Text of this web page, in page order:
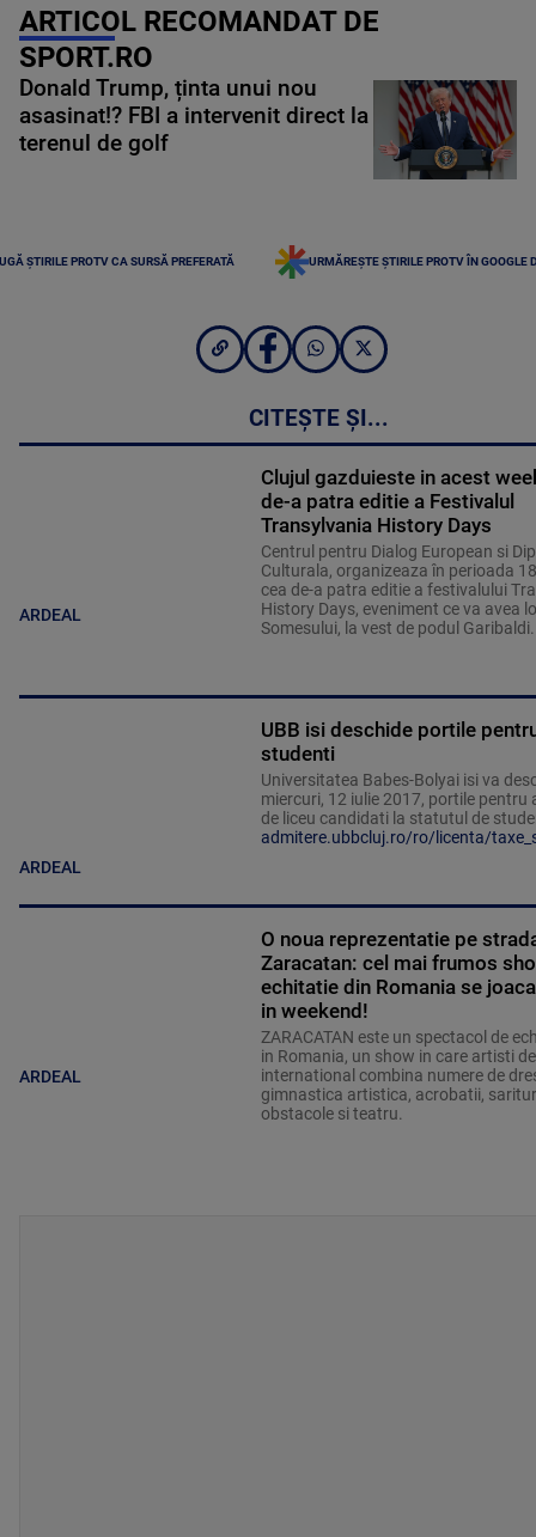
ARTICOL RECOMANDAT DE
SPORT.RO
Donald Trump, ținta unui nou
asasinat!? FBI a intervenit direct la
terenul de golf
ȘTIRILE PROTV CA SURSĂ PREFERATĂ URMĂREȘTE ȘTIRILE PROTV ÎN GOOGLE
CITEȘTE ȘI...
ARDEAL
Clujul gazduieste in acest
de-a patra editie a Festivalul
Transylvania History Days
Centrul pentru Dialog European si
Culturala, organizeaza în perioada
cea de-a patra editie a festivalului
History Days, eveniment ce va avea
Somesului, la vest de podul Garibaldi.
ARDEAL
UBB isi deschide portile
studenti
Universitatea Babes-Bolyai isi va
miercuri, 12 iulie 2017, portile pentru
de liceu candidati la statutul de
admitere.ubbcluj.ro/ro/licenta/
ARDEAL
O noua reprezentatie pe
Zaracatan: cel mai frumos
echitatie din Romania se
in weekend!
ZARACATAN este un spectacol de
in Romania, un show in care artisti
international combina numere de
gimnastica artistica, acrobatii,
obstacole si teatru.